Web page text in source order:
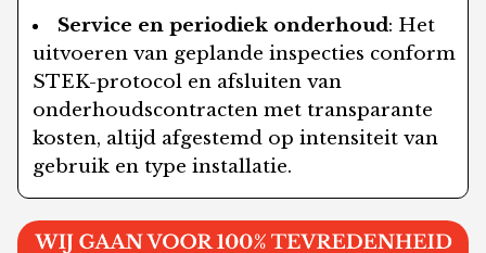
Service en periodiek onderhoud: Het
uitvoeren van geplande inspecties conform
STEK-protocol en afsluiten van
onderhoudscontracten met transparante
kosten, altijd afgestemd op intensiteit van
gebruik en type installatie.